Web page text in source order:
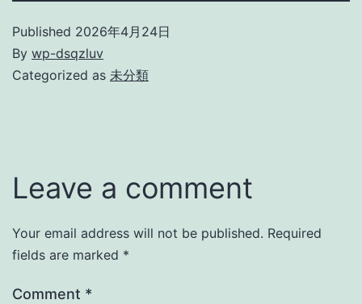
Published 2026年4月24日
By wp-dsqzluv
Categorized as 未分類
Leave a comment
Your email address will not be published. Required
fields are marked *
Comment *